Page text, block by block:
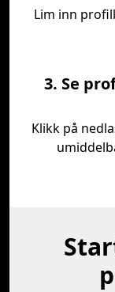
Lim inn
3. Se
Klikk på